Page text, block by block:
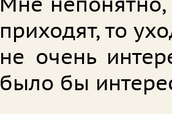
Мне непонятно,
приходят, то
не очень
было бы